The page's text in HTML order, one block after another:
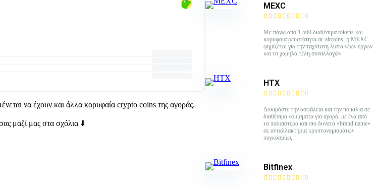
να έχουν και άλλα κορυφαία crypto coins της αγοράς.
μαζί μας στα σχόλια ⬇️
MEXC
Με πάνω από 1.500 διαθέσιμα tokens και
κορυφαία ρευστότητα σε altcoins, η MEXC
φημίζεται για την ταχύτατη λίστα νέων έργων
και τα χαμηλά τέλη συναλλαγών.
HTX
Δοκιμάστε την ασφάλεια και την ποικιλία σε
διαθέσιμα νομίσματα για αγορά, με ένα από
τα παλαιότερα και πιο δυνατά «brand name»
σε ανταλλακτήρια κρυπτονομισμάτων
παγκοσμίως.
Bitfinex